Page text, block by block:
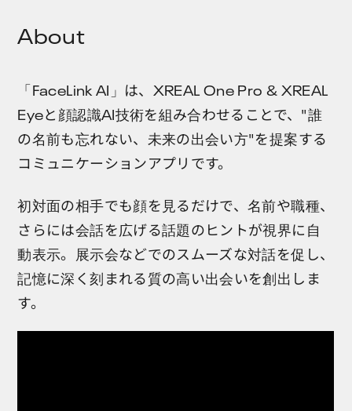
About
「FaceLink AI」は、XREAL One Pro & XREAL
Eyeと顔認識AI技術を組み合わせることで、"誰
の名前も忘れない、未来の出会い方"を提案する
コミュニケーションアプリです。
初対面の相手でも顔を見るだけで、名前や職種、
さらには会話を広げる話題のヒントが視界に自
動表示。展示会などでのスムーズな対話を促し、
記憶に深く刻まれる質の高い出会いを創出しま
す。